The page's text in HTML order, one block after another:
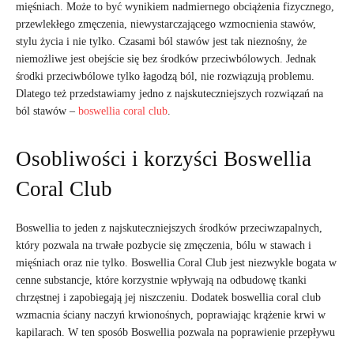
mięśniach. Może to być wynikiem nadmiernego obciążenia fizycznego,
przewlekłego zmęczenia, niewystarczającego wzmocnienia stawów,
stylu życia i nie tylko. Czasami ból stawów jest tak nieznośny, że
niemożliwe jest obejście się bez środków przeciwbólowych. Jednak
środki przeciwbólowe tylko łagodzą ból, nie rozwiązują problemu.
Dlatego też przedstawiamy jedno z najskuteczniejszych rozwiązań na
ból stawów – boswellia coral club.
Osobliwości i korzyści Boswellia
Coral Club
Boswellia to jeden z najskuteczniejszych środków przeciwzapalnych,
który pozwala na trwałe pozbycie się zmęczenia, bólu w stawach i
mięśniach oraz nie tylko. Boswellia Coral Club jest niezwykle bogata w
cenne substancje, które korzystnie wpływają na odbudowę tkanki
chrzęstnej i zapobiegają jej niszczeniu. Dodatek boswellia coral club
wzmacnia ściany naczyń krwionośnych, poprawiając krążenie krwi w
kapilarach. W ten sposób Boswellia pozwala na poprawienie przepływu